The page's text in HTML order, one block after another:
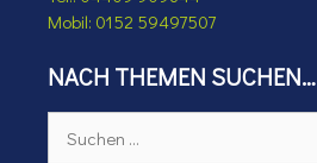
Mobil: 0152 59497507
NACH THEMEN SUCHEN…
nach: